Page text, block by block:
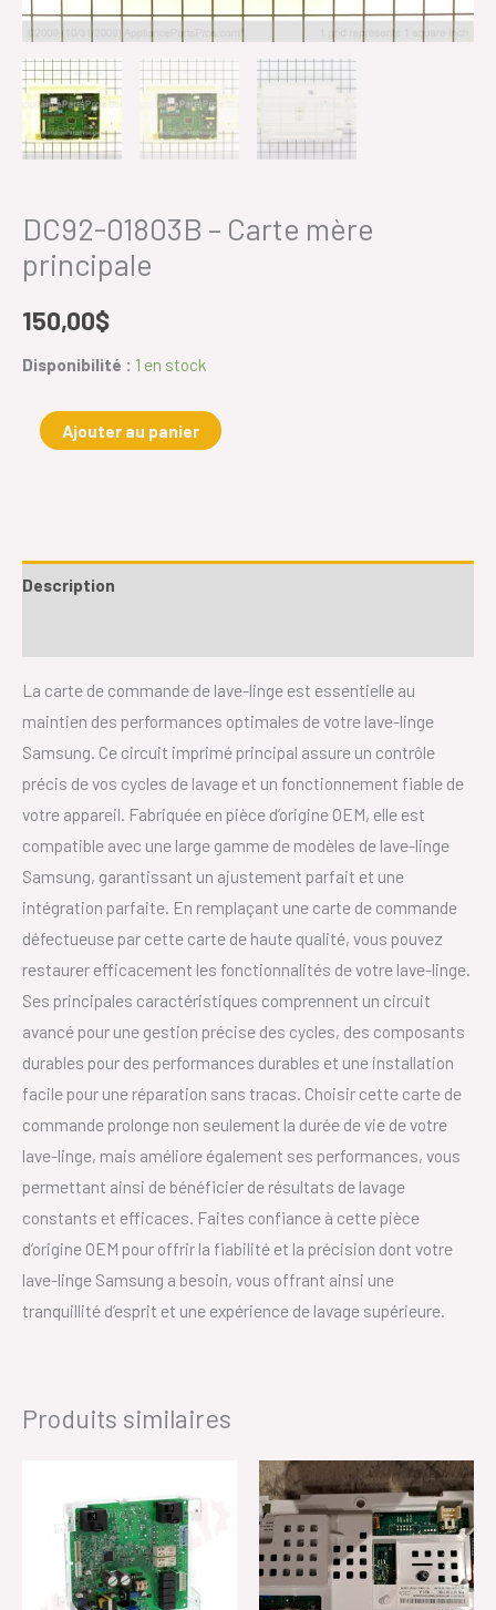
DC92-01803B – Carte mère
principale
150,00$
Disponibilité : 1 en stock
Ajouter au panier
Description
La carte de commande de lave-linge est essentielle au
maintien des performances optimales de votre lave-linge
Samsung. Ce circuit imprimé principal assure un contrôle
précis de vos cycles de lavage et un fonctionnement fiable de
votre appareil. Fabriquée en pièce d’origine OEM, elle est
compatible avec une large gamme de modèles de lave-linge
Samsung, garantissant un ajustement parfait et une
intégration parfaite. En remplaçant une carte de commande
défectueuse par cette carte de haute qualité, vous pouvez
restaurer efficacement les fonctionnalités de votre lave-linge.
Ses principales caractéristiques comprennent un circuit
avancé pour une gestion précise des cycles, des composants
durables pour des performances durables et une installation
facile pour une réparation sans tracas. Choisir cette carte de
commande prolonge non seulement la durée de vie de votre
lave-linge, mais améliore également ses performances, vous
permettant ainsi de bénéficier de résultats de lavage
constants et efficaces. Faites confiance à cette pièce
d’origine OEM pour offrir la fiabilité et la précision dont votre
lave-linge Samsung a besoin, vous offrant ainsi une
tranquillité d’esprit et une expérience de lavage supérieure.
Produits similaires